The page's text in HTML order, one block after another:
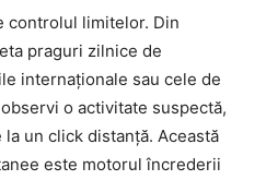
controlul limitelor. Din
praguri zilnice de
internaționale sau cele de
o activitate suspectă,
la un click distanță. Această
este motorul încrederii